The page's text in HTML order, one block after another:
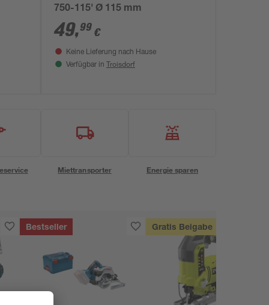
750-115' Ø 115 mm
49,99 €
Keine Lieferung nach Hause
Verfügbar in Troisdorf
Miettransporter Energie sparen
Bestseller Gratis Beigabe